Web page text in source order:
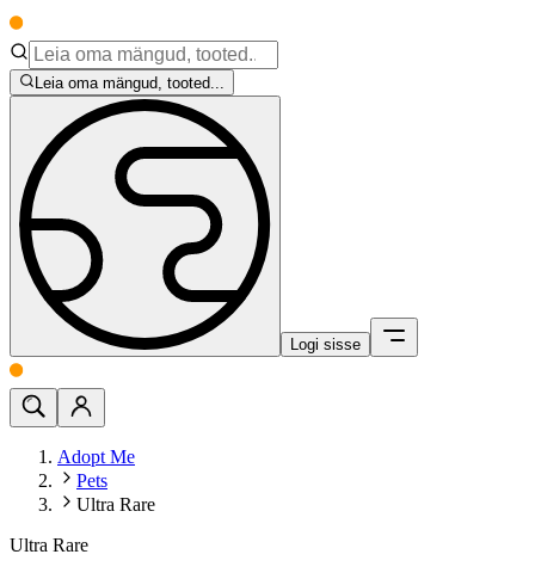
Leia oma mängud, tooted...
Logi sisse
Adopt Me
Pets
Ultra Rare
Ultra Rare